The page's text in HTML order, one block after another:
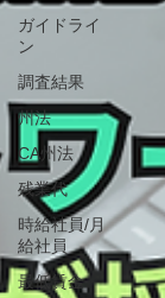
ガイドライ
ン
調査結果
州法
CA州法
残業代
時給社員/月
給社員
最低賃金